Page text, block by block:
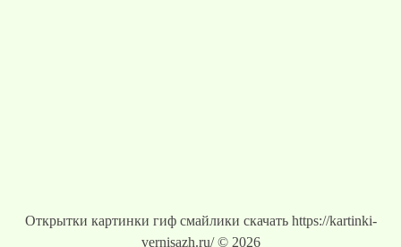
Открытки картинки гиф смайлики скачать https://kartinki-
vernisazh.ru/ © 2026